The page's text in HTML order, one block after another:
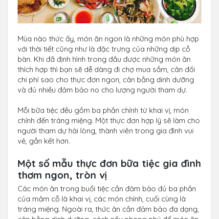
Mùa nào thức ấy, món ăn ngon là những món phù hợp
với thời tiết cũng như là đặc trưng của những dịp cỗ
bàn. Khi đã định hình trong đầu được những món ăn
thích hợp thì bạn sẽ dễ dàng đi chợ mua sắm, cân đối
chi phí sao cho thực đơn ngon, cân bằng dinh dưỡng
và đủ nhiều đảm bảo no cho lượng người tham dự.
Mỗi bữa tiệc đều gồm ba phần chính từ khai vị, món
chính đến tráng miệng. Một thực đơn hợp lý sẽ làm cho
người tham dự hài lòng, thành viên trong gia đình vui
vẻ, gắn kết hơn.
Một số mẫu thực đơn bữa tiệc gia đình
thơm ngon, tròn vị
Các món ăn trong buổi tiệc cần đảm bảo đủ ba phần
của mâm cỗ là khai vị, các món chính, cuối cùng là
tráng miệng. Ngoài ra, thức ăn cần đảm bảo đa dạng,